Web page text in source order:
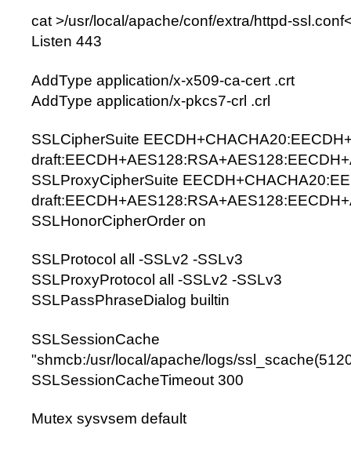
cat >/usr/local/apache/conf/extra/httpd-
Listen 443
AddType application/x-x509-ca-cert .crt
AddType application/x-pkcs7-crl .crl
SSLCipherSuite
SSLProxyCipherSuite
SSLHonorCipherOrder on
SSLProtocol all -SSLv2 -SSLv3
SSLProxyProtocol all -SSLv2 -SSLv3
SSLPassPhraseDialog builtin
SSLSessionCache
"shmcb:/usr/local/apache/logs/
SSLSessionCacheTimeout 300
Mutex sysvsem default